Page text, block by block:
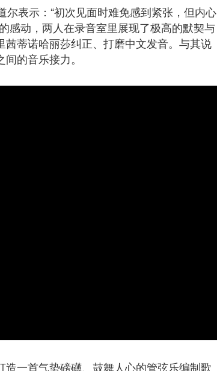
表示：“初次见面时难免感到紧张，但内心
感动，两人在录音室里展现了极高的默契与
蒂诺哈丽莎纠正、打磨中文发音。与其说
的音乐接力。
一首气势磅礴、鼓舞人心的管弦乐编制歌